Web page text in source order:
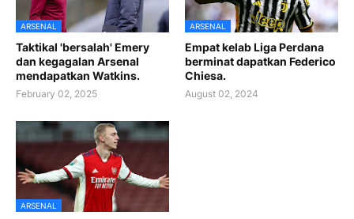
ARSENAL
Taktikal 'bersalah' Emery
dan kegagalan Arsenal
mendapatkan Watkins.
February 02, 2025
ARSENAL
Empat kelab Liga Perdana
berminat dapatkan Federico
Chiesa.
August 02, 2024
ARSENAL